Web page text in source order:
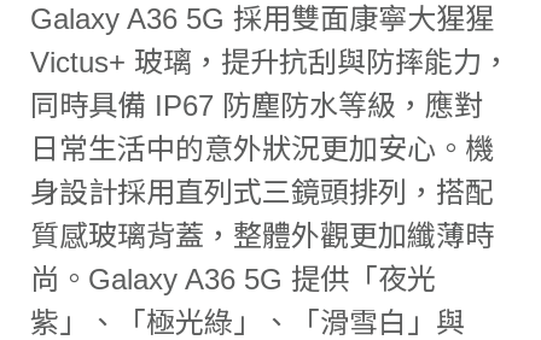
Galaxy A36 5G 採用雙面康寧大猩猩
Victus+ 玻璃，提升抗刮與防摔能力，
同時具備 IP67 防塵防水等級，應對
日常生活中的意外狀況更加安心。機
身設計採用直列式三鏡頭排列，搭配
質感玻璃背蓋，整體外觀更加纖薄時
尚。Galaxy A36 5G 提供「夜光
紫」、「極光綠」、「滑雪白」與